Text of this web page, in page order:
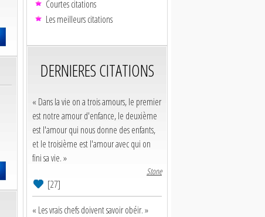
Courtes citations
Les meilleurs citations
DERNIERES CITATIONS
« Dans la vie on a trois amours, le premier
est notre amour d'enfance, le deuxième
est l'amour qui nous donne des enfants,
et le troisième est l'amour avec qui on
fini sa vie. »
Stone
[27]
« Les vrais chefs doivent savoir obéir. »